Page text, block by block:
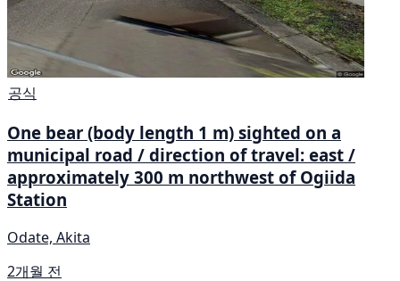
공식
One bear (body length 1 m) sighted on a
municipal road / direction of travel: east /
approximately 300 m northwest of Ogiida
Station
Odate, Akita
2개월 전